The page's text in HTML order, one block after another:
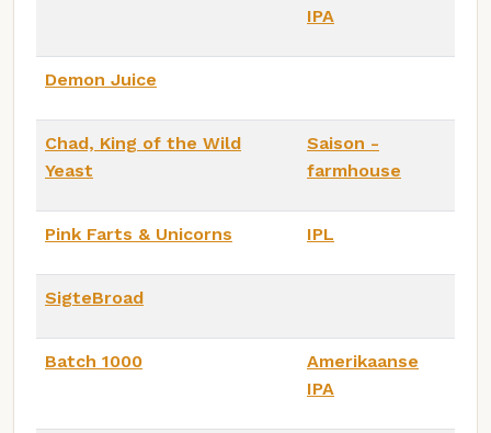
IPA
Demon Juice
Chad, King of the Wild
Yeast
Saison -
farmhouse
Pink Farts & Unicorns IPL
SigteBroad
Batch 1000
Amerikaanse
IPA